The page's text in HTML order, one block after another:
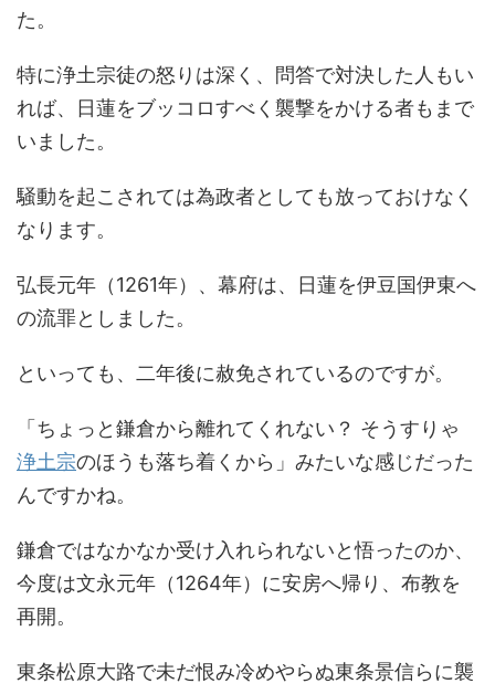
た。
特に浄土宗徒の怒りは深く、問答で対決した人もい
れば、日蓮をブッコロすべく襲撃をかける者もまで
いました。
騒動を起こされては為政者としても放っておけなく
なります。
弘長元年（1261年）、幕府は、日蓮を伊豆国伊東へ
の流罪としました。
といっても、二年後に赦免されているのですが。
「ちょっと鎌倉から離れてくれない？ そうすりゃ
浄土宗のほうも落ち着くから」みたいな感じだった
んですかね。
鎌倉ではなかなか受け入れられないと悟ったのか、
今度は文永元年（1264年）に安房へ帰り、布教を
再開。
東条松原大路で未だ恨み冷めやらぬ東条景信らに襲